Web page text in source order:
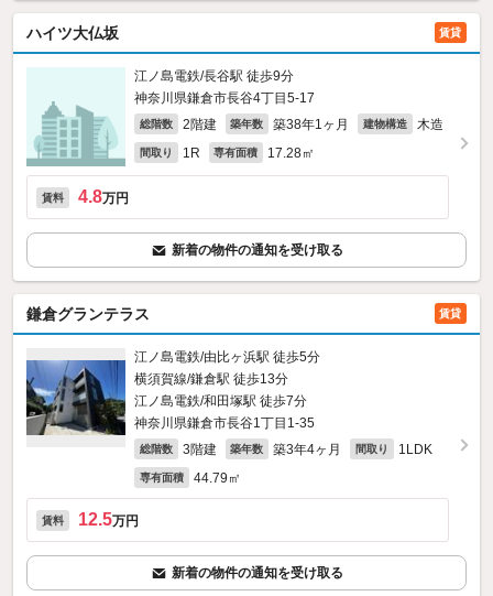
ハイツ大仏坂 賃貸
江ノ島電鉄/長谷駅 徒歩9分
神奈川県鎌倉市長谷4丁目5-17
総階数 2階建 築年数 築38年1ヶ月 建物構造 木造
間取り 1R 専有面積 17.28㎡
賃料 4.8万円
新着の物件の通知を受け取る
鎌倉グランテラス 賃貸
江ノ島電鉄/由比ヶ浜駅 徒歩5分
横須賀線/鎌倉駅 徒歩13分
江ノ島電鉄/和田塚駅 徒歩7分
神奈川県鎌倉市長谷1丁目1-35
総階数 3階建 築年数 築3年4ヶ月 間取り 1LDK
専有面積 44.79㎡
賃料 12.5万円
新着の物件の通知を受け取る